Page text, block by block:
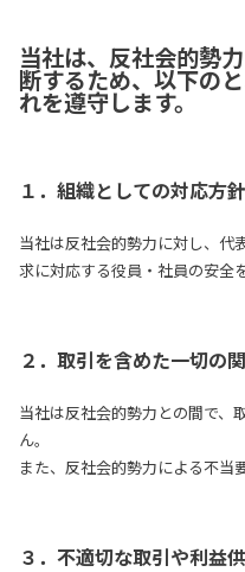
当社は、反社会的勢
断するため、以下の
れを遵守します。
１．組織としての対応方針
当社は反社会的勢力に対し、代
求に対応する役員・社員の安全
２．取引を含めた一切の
当社は反社会的勢力との間で、
ん。
また、反社会的勢力による不当
３．不適切な取引や利益